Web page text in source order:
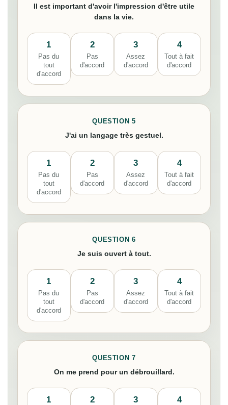
Il est important d'avoir l'impression d'être utile
dans la vie.
1
Pas du
tout
d'accord
2
Pas
d'accord
3
Assez
d'accord
4
Tout à fait
d'accord
QUESTION 5
J'ai un langage très gestuel.
1
Pas du
tout
d'accord
2
Pas
d'accord
3
Assez
d'accord
4
Tout à fait
d'accord
QUESTION 6
Je suis ouvert à tout.
1
Pas du
tout
d'accord
2
Pas
d'accord
3
Assez
d'accord
4
Tout à fait
d'accord
QUESTION 7
On me prend pour un débrouillard.
1 2 3 4